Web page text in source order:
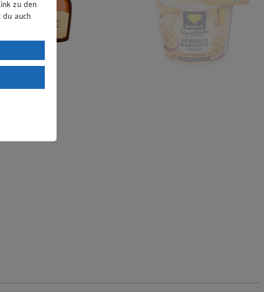
zu den
auch
DSGVO
mit
das